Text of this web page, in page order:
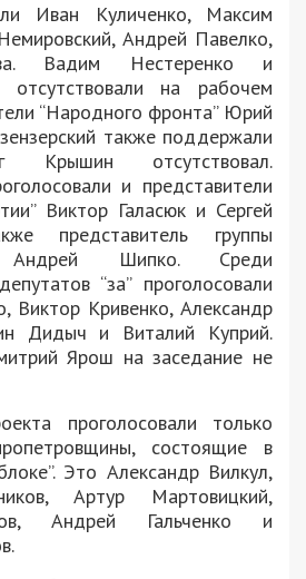
Иван Куличенко, Максим
Андрей Павелко,
Вадим Нестеренко и
отсутствовали на рабочем
“Народного фронта” Юрий
также поддержали
Крышин отсутствовал.
и представители
Виктор Галасюк и Сергей
представитель группы
Андрей Шипко. Среди
“за” проголосовали
Виктор Кривенко, Александр
Дидыч и Виталий Куприй.
Ярош на заседание не
проголосовали только
состоящие в
Это Александр Вилкул,
Артур Мартовицкий,
Андрей Гальченко и